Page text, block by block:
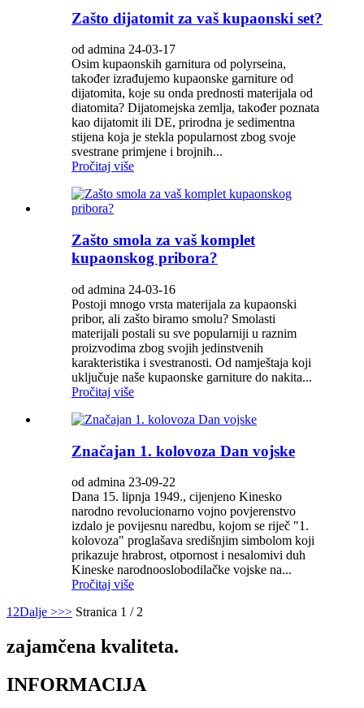
Zašto dijatomit za vaš kupaonski set?
od admina 24-03-17
Osim kupaonskih garnitura od polyrseina,
također izrađujemo kupaonske garniture od
dijatomita, koje su onda prednosti materijala od
diatomita? Dijatomejska zemlja, također poznata
kao dijatomit ili DE, prirodna je sedimentna
stijena koja je stekla popularnost zbog svoje
svestrane primjene i brojnih...
Pročitaj više
Zašto smola za vaš komplet
kupaonskog pribora?
od admina 24-03-16
Postoji mnogo vrsta materijala za kupaonski
pribor, ali zašto biramo smolu? Smolasti
materijali postali su sve popularniji u raznim
proizvodima zbog svojih jedinstvenih
karakteristika i svestranosti. Od namještaja koji
uključuje naše kupaonske garniture do nakita...
Pročitaj više
Značajan 1. kolovoza Dan vojske
od admina 23-09-22
Dana 15. lipnja 1949., cijenjeno Kinesko
narodno revolucionarno vojno povjerenstvo
izdalo je povijesnu naredbu, kojom se riječ "1.
kolovoza" proglašava središnjim simbolom koji
prikazuje hrabrost, otpornost i nesalomivi duh
Kineske narodnooslobodilačke vojske na...
Pročitaj više
1 2Dalje >>> Stranica 1 / 2
zajamčena kvaliteta.
INFORMACIJA